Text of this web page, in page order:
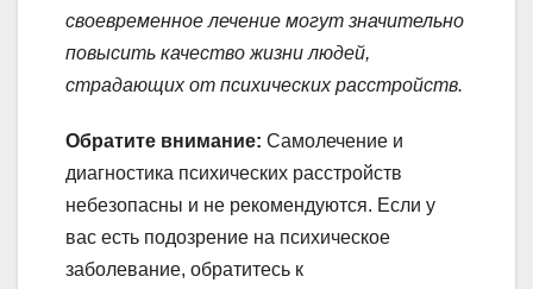
своевременное лечение могут значительно
повысить качество жизни людей,
страдающих от психических расстройств.
Обратите внимание: Самолечение и
диагностика психических расстройств
небезопасны и не рекомендуются. Если у
вас есть подозрение на психическое
заболевание, обратитесь к